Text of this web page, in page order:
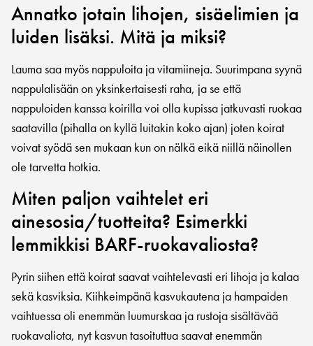
Annatko jotain lihojen, sisäelimien ja
luiden lisäksi. Mitä ja miksi?
Lauma saa myös nappuloita ja vitamiineja. Suurimpana syynä
nappulalisään on yksinkertaisesti raha, ja se että
nappuloiden kanssa koirilla voi olla kupissa jatkuvasti ruokaa
saatavilla (pihalla on kyllä luitakin koko ajan) joten koirat
voivat syödä sen mukaan kun on nälkä eikä niillä näinollen
ole tarvetta hotkia.
Miten paljon vaihtelet eri
ainesosia/tuotteita? Esimerkki
lemmikkisi BARF-ruokavaliosta?
Pyrin siihen että koirat saavat vaihtelevasti eri lihoja ja kalaa
sekä kasviksia. Kiihkeimpänä kasvukautena ja hampaiden
vaihtuessa oli enemmän luumurskaa ja rustoja sisältävää
ruokavaliota, nyt kasvun tasoituttua saavat enemmän